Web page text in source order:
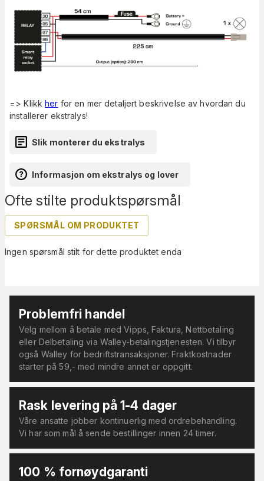
Ofte stilte produktspørsmål
SPØRSMÅL OM PRODUKTET
Ingen spørsmål stilt for dette produktet enda
=> Klikkher for en mer detaljert beskrivelse av hvordan du
installerer ekstralys!
Slik monterer du ekstralys
Informasjon om ekstralys og lover
Problemfri handel
Velg mellom å betale med Vipps, Faktura, Nettbetaling
eller Delbetaling via Walley-betalingstjenesten. Vi tilbyr
også Walley for bedriftstransaksjoner. Fraktkostnader
starter på 59,- med mindre annet er oppgitt.
Rask levering på 1-4 dager
Våre ansatte jobber kontinuerlig med ordrebehandling.
Vi har som mål å sende bestillinger innen 24 timer.
100 % fornøydgaranti